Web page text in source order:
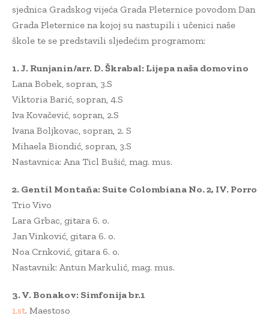
sjednica Gradskog vijeća Grada Pleternice povodom Dan
Grada Pleternice na kojoj su nastupili i učenici naše
škole te se predstavili sljedećim programom:
1. J. Runjanin/arr. D. Škrabal: Lijepa naša domovino
Lana Bobek, sopran, 3.S
Viktoria Barić, sopran, 4.S
Iva Kovačević, sopran, 2.S
Ivana Boljkovac, sopran, 2. S
Mihaela Biondić, sopran, 3.S
Nastavnica: Ana Ticl Bušić, mag. mus.
2. Gentil Montaña: Suite Colombiana No. 2, IV. Porro
Trio Vivo
Lara Grbac, gitara 6. o.
Jan Vinković, gitara 6. o.
Noa Crnković, gitara 6. o.
Nastavnik: Antun Markulić, mag. mus.
3. V. Bonakov: Simfonija br.1
1.st. Maestoso